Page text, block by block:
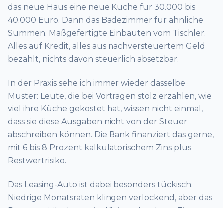
das neue Haus eine neue Küche für 30.000 bis
40.000 Euro. Dann das Badezimmer für ähnliche
Summen. Maßgefertigte Einbauten vom Tischler.
Alles auf Kredit, alles aus nachversteuertem Geld
bezahlt, nichts davon steuerlich absetzbar.
In der Praxis sehe ich immer wieder dasselbe
Muster: Leute, die bei Vorträgen stolz erzählen, wie
viel ihre Küche gekostet hat, wissen nicht einmal,
dass sie diese Ausgaben nicht von der Steuer
abschreiben können. Die Bank finanziert das gerne,
mit 6 bis 8 Prozent kalkulatorischem Zins plus
Restwertrisiko.
Das Leasing-Auto ist dabei besonders tückisch.
Niedrige Monatsraten klingen verlockend, aber das